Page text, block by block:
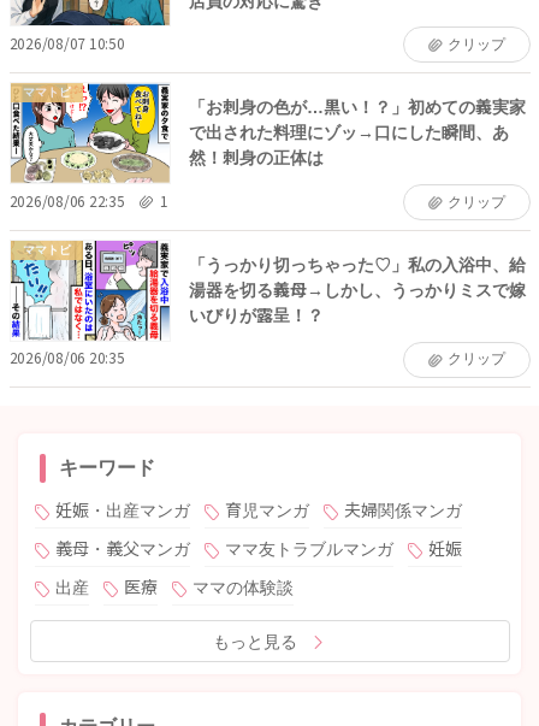
2026/08/07 10:50 クリップ
ママトピ
「お刺身の色が…黒い！？」初めての義実家
で出された料理にゾッ→口にした瞬間、あ
然！刺身の正体は
2026/08/06 22:35 1 クリップ
ママトピ
「うっかり切っちゃった♡」私の入浴中、給
湯器を切る義母→しかし、うっかりミスで嫁
いびりが露呈！？
2026/08/06 20:35 クリップ
キーワード
妊娠・出産マンガ 育児マンガ
夫婦関係マンガ
義母・義父マンガ
ママ友トラブルマンガ
妊娠
出産
医療 ママの体験談
もっと見る